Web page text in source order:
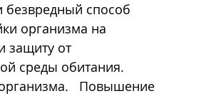
безвредный способ
организма на
защиту от
среды обитания.
Повышение